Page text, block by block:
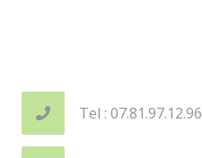
Tel : 07.81.97.12.96